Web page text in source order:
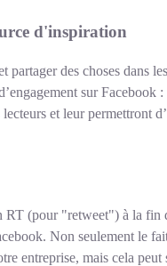
d'inspiration
des choses dans
sur Facebook
et leur permettront
(pour "retweet") à la fin
Non seulement le
entreprise, mais cela